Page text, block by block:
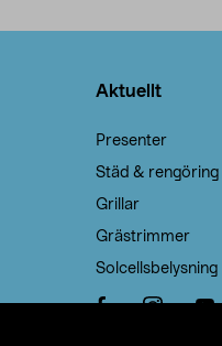
Aktuellt
Presenter
Städ & rengöring
Grillar
Grästrimmer
Solcellsbelysning